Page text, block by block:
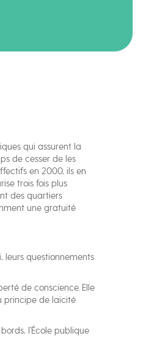
qui assurent la
de cesser de les
en 2000, ils en
trois fois plus
des quartiers
une gratuité
leurs questionnements
de conscience. Elle
principe de laïcité
l’École publique